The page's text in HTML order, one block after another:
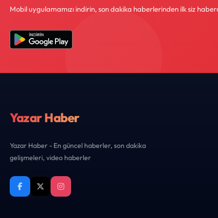
Mobil uygulamamızı indirin, son dakika haberlerinden ilk siz
Yazar Haber
Yazar Haber - En güncel haberler, son dakika
gelişmeleri, video haberler